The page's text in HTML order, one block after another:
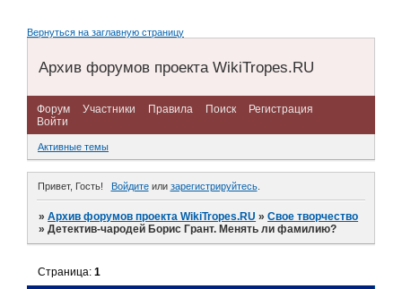
Вернуться на заглавную страницу
Архив форумов проекта WikiTropes.RU
Форум Участники Правила Поиск
Регистрация
Войти
Активные темы
Привет, Гость! Войдитеили зарегистрируйтесь.
»Архив форумов проекта WikiTropes.RU »Свое творчество
»Детектив-чародей Борис Грант. Менять ли фамилию?
Страница:1